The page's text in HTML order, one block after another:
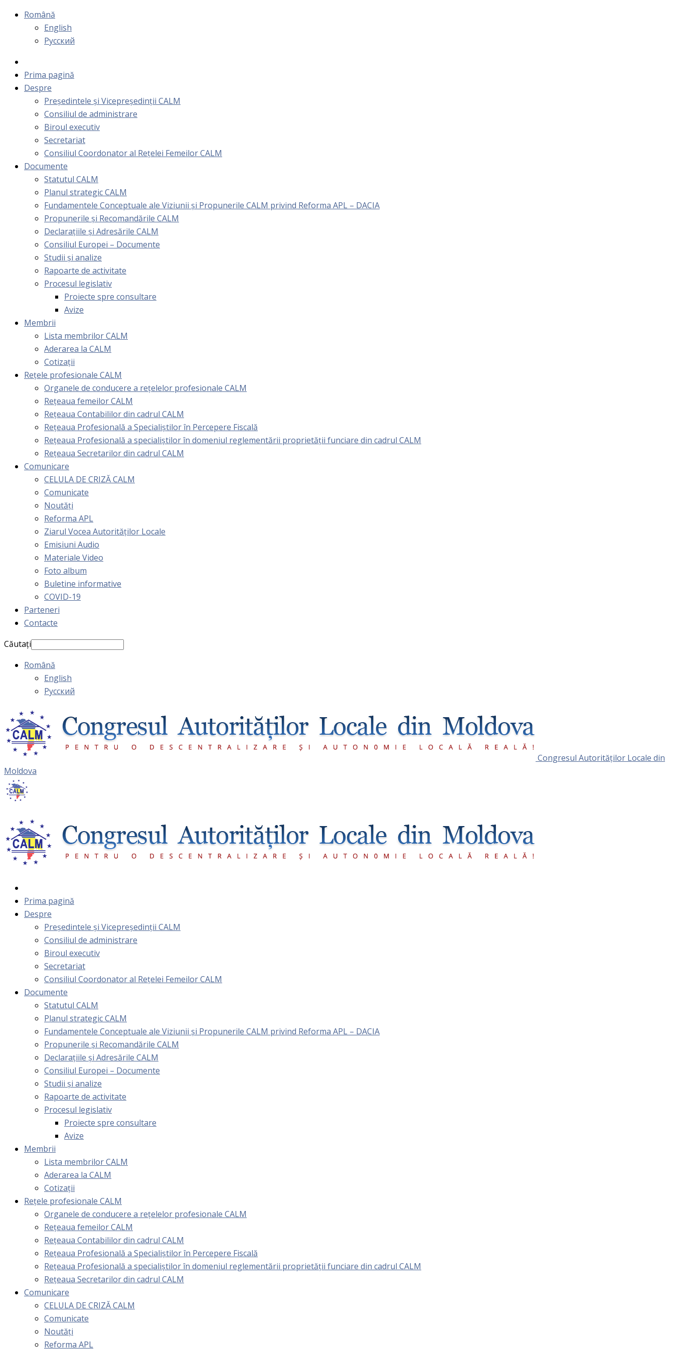
Română
English
Русский
Prima pagină
Despre
Președintele și Vicepreședinții CALM
Consiliul de administrare
Biroul executiv
Secretariat
Consiliul Coordonator al Rețelei Femeilor CALM
Documente
Statutul CALM
Planul strategic CALM
Fundamentele Conceptuale ale Viziunii și Propunerile CALM privind Reforma APL – DACIA
Propunerile și Recomandările CALM
Declarațiile și Adresările CALM
Consiliul Europei – Documente
Studii și analize
Rapoarte de activitate
Procesul legislativ
Proiecte spre consultare
Avize
Membrii
Lista membrilor CALM
Aderarea la CALM
Cotizaţii
Rețele profesionale CALM
Organele de conducere a rețelelor profesionale CALM
Rețeaua femeilor CALM
Rețeaua Contabililor din cadrul CALM
Rețeaua Profesională a Specialiștilor în Percepere Fiscală
Reţeaua Profesională a specialiştilor în domeniul reglementării proprietăţii funciare din cadrul CALM
Rețeaua Secretarilor din cadrul CALM
Comunicare
CELULA DE CRIZĂ CALM
Comunicate
Noutăți
Reforma APL
Ziarul Vocea Autorităților Locale
Emisiuni Audio
Materiale Video
Foto album
Buletine informative
COVID-19
Parteneri
Contacte
Căutați
Română
English
Русский
Congresul Autorităţilor Locale din
Moldova
Prima pagină
Despre
Președintele și Vicepreședinții CALM
Consiliul de administrare
Biroul executiv
Secretariat
Consiliul Coordonator al Rețelei Femeilor CALM
Documente
Statutul CALM
Planul strategic CALM
Fundamentele Conceptuale ale Viziunii și Propunerile CALM privind Reforma APL – DACIA
Propunerile și Recomandările CALM
Declarațiile și Adresările CALM
Consiliul Europei – Documente
Studii și analize
Rapoarte de activitate
Procesul legislativ
Proiecte spre consultare
Avize
Membrii
Lista membrilor CALM
Aderarea la CALM
Cotizaţii
Rețele profesionale CALM
Organele de conducere a rețelelor profesionale CALM
Rețeaua femeilor CALM
Rețeaua Contabililor din cadrul CALM
Rețeaua Profesională a Specialiștilor în Percepere Fiscală
Reţeaua Profesională a specialiştilor în domeniul reglementării proprietăţii funciare din cadrul CALM
Rețeaua Secretarilor din cadrul CALM
Comunicare
CELULA DE CRIZĂ CALM
Comunicate
Noutăți
Reforma APL